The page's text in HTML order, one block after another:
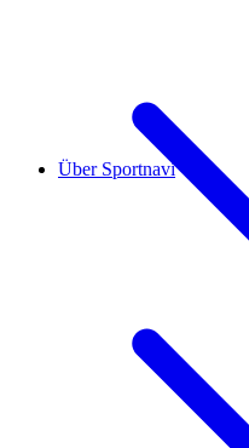
Über Sportnavi